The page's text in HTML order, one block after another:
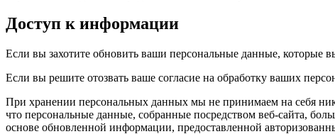
Доступ к информации
Если вы захотите обновить ваши персональные данные, которые
Если вы решите отозвать ваше согласие на обработку ваших
При хранении персональных данных мы не принимаем на себя
что персональные данные, собранные посредством веб-сайта,
основе обновленной информации, предоставленной